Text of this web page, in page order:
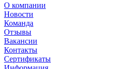
О компании
Новости
Команда
Отзывы
Вакансии
Контакты
Сертификаты